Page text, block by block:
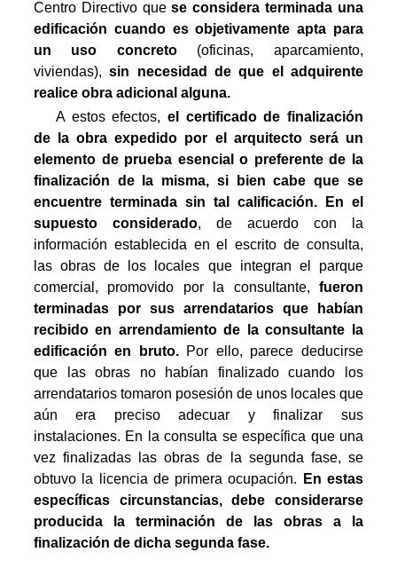
Centro Directivo quese considera terminada una
edificación cuando es objetivamente apta para
un uso concreto (oficinas, aparcamiento,
viviendas),sin necesidad de que el adquirente
realice obra adicional alguna.
A estos efectos, el certificado de finalización
de la obra expedido por el arquitecto será un
elemento de prueba esencial o preferente de la
finalización de la misma, si bien cabe que se
encuentre terminada sin tal calificación. En el
supuesto considerado, de acuerdo con la
información establecida en el escrito de consulta,
las obras de los locales que integran el parque
comercial, promovido por la consultante, fueron
terminadas por sus arrendatarios que habían
recibido en arrendamiento de la consultante la
edificación en bruto. Por ello, parece deducirse
que las obras no habían finalizado cuando los
arrendatarios tomaron posesión de unos locales que
aún era preciso adecuar y finalizar sus
instalaciones. En la consulta se específica que una
vez finalizadas las obras de la segunda fase, se
obtuvo la licencia de primera ocupación.
En estas
específicas circunstancias, debe considerarse
producida la terminación de las obras a la
finalización de dicha segunda fase.